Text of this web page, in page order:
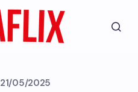
21/05/2025